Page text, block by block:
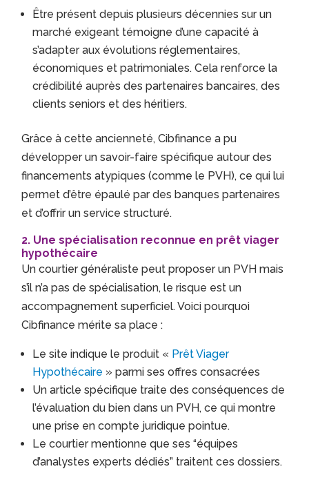
Être présent depuis plusieurs décennies sur un
marché exigeant témoigne d’une capacité à
s’adapter aux évolutions réglementaires,
économiques et patrimoniales. Cela renforce la
crédibilité auprès des partenaires bancaires, des
clients seniors et des héritiers.
Grâce à cette ancienneté, Cibfinance a pu
développer un savoir-faire spécifique autour des
financements atypiques (comme le PVH), ce qui lui
permet d’être épaulé par des banques partenaires
et d’offrir un service structuré.
2. Une spécialisation reconnue en prêt viager
hypothécaire
Un courtier généraliste peut proposer un PVH mais
s’il n’a pas de spécialisation, le risque est un
accompagnement superficiel. Voici pourquoi
Cibfinance mérite sa place :
Le site indique le produit « Prêt Viager
Hypothécaire » parmi ses offres consacrées
Un article spécifique traite des conséquences de
l’évaluation du bien dans un PVH, ce qui montre
une prise en compte juridique pointue.
Le courtier mentionne que ses “équipes
d’analystes experts dédiés” traitent ces dossiers.